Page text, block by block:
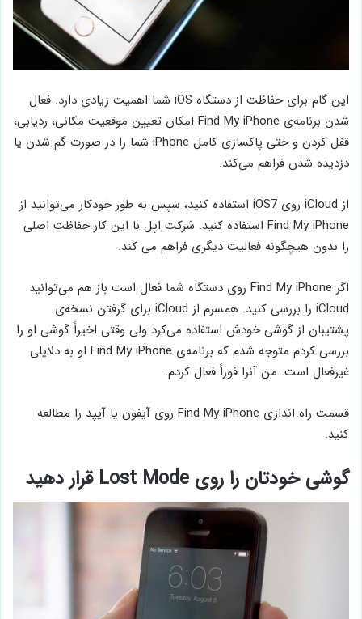
این گام برای حفاظت از دستگاه iOS شما اهمیت زیادی دارد. فعال
شدن برنامه‌ی Find My iPhone امکان تعیین موقعیت مکانی، ردیابی،
قفل کردن و حتی پاکسازی کامل iPhone شما را در صورت گم شدن یا
دزدیده شدن فراهم می‌کند.
از iCloud روی iOS7 استفاده کنید، سپس به طور خودکار می‌توانید از
Find My iPhone استفاده کنید. شرکت اپل با این کار حفاظت اصلی
را بدون هیچگونه فعالیت دیگری فراهم می کند.
اگر Find My iPhone روی دستگاه شما فعال است باز هم می‌توانید
iCloud را بررسی کنید. همسرم از iCloud برای گرفتن نسخه‌ی
پشتیبان از گوشی خودش استفاده می‌کرد ولی وقتی اخیراً گوشی او را
بررسی کردم متوجه شدم که برنامه‌ی Find My iPhone او به دلایلی
غیرفعال است. من آنرا فوراً فعال کردم.
قسمت راه اندازی Find My iPhone روی آیفون یا آیپد را مطالعه
کنید.
گوشی خودتان را روی Lost Mode قرار دهید